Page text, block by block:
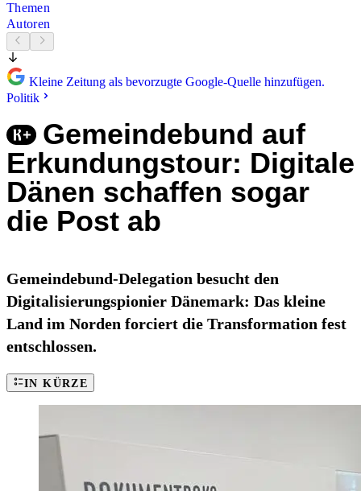
Themen
Autoren
Kleine Zeitung als bevorzugte Google-Quelle hinzufügen.
Politik
Gemeindebund auf
Erkundungstour: Digitale
Dänen schaffen sogar
die Post ab
Gemeindebund-Delegation besucht den
Digitalisierungspionier Dänemark: Das kleine
Land im Norden forciert die Transformation fest
entschlossen.
IN KÜRZE